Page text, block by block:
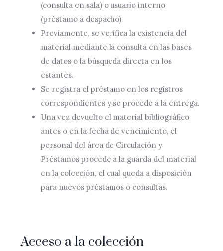
(consulta en sala) o usuario interno
(préstamo a despacho).
Previamente, se verifica la existencia del
material mediante la consulta en las bases
de datos o la búsqueda directa en los
estantes.
Se registra el préstamo en los registros
correspondientes y se procede a la entrega.
Una vez devuelto el material bibliográfico
antes o en la fecha de vencimiento, el
personal del área de Circulación y
Préstamos procede a la guarda del material
en la colección, el cual queda a disposición
para nuevos préstamos o consultas.
Acceso a la colección